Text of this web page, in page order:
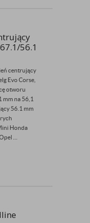
56.1
centrujący
Evo Corse,
otworu
mm na 56,1
56.1 mm
Honda
...